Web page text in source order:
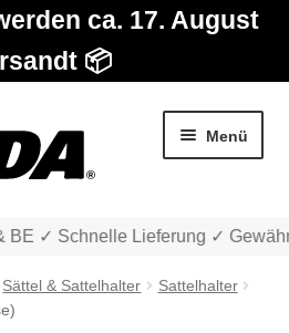
ca. 17. August
📦
Menü
✓ Schnelle Lieferung ✓
Sättel & Sattelhalter
Sattelhalter